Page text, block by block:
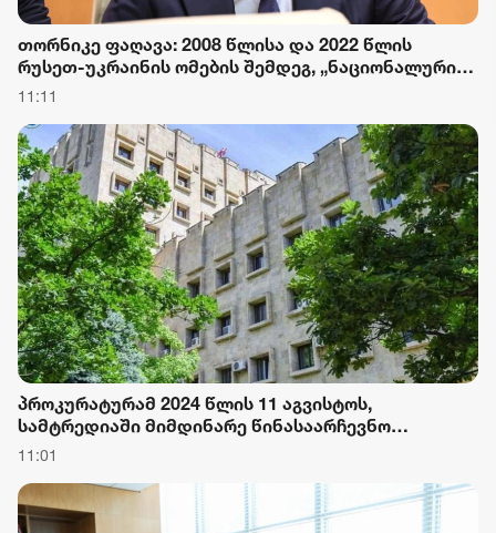
თორნიკე ფაღავა: 2008 წლისა და 2022 წლის
რუსეთ-უკრაინის ომების შემდეგ, „ნაციონალური
მოძრაობა“ და რადიკალური ოპოზიცია ჩვენი
დადგნენ - მათ ორივე შემთხვევაში უღალატეს
სახელმწიფო ინტერესებს
11:11
პროკურატურამ 2024 წლის 11 აგვისტოს,
სამტრედიაში მიმდინარე წინასაარჩევნო
კამპანიის ღონისძიების დროს განხორციელებული
წარუდგინა
11:01